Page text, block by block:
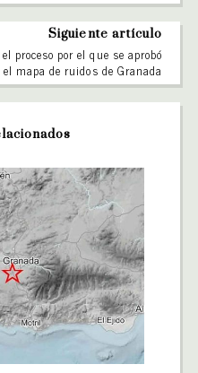
Siguiente artículo
proceso por el que se aprobó
el mapa de ruidos de Granada